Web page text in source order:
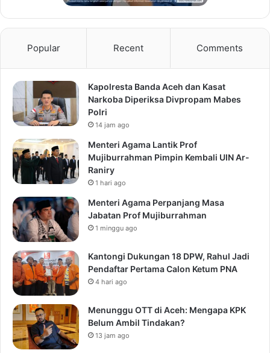
Popular Recent Comments
Kapolresta Banda Aceh dan Kasat
Narkoba Diperiksa Divpropam Mabes
Polri
14 jam ago
Menteri Agama Lantik Prof
Mujiburrahman Pimpin Kembali UIN Ar-
Raniry
1 hari ago
Menteri Agama Perpanjang Masa
Jabatan Prof Mujiburrahman
1 minggu ago
Kantongi Dukungan 18 DPW, Rahul Jadi
Pendaftar Pertama Calon Ketum PNA
4 hari ago
Menunggu OTT di Aceh: Mengapa KPK
Belum Ambil Tindakan?
13 jam ago